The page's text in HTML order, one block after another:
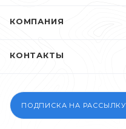
КОМПАНИЯ
КОНТАКТЫ
ПОДПИСКА НА РАССЫЛКУ